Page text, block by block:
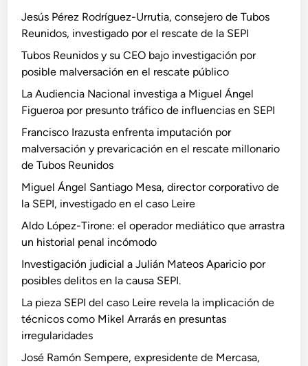
Jesús Pérez Rodríguez-Urrutia, consejero de Tubos
Reunidos, investigado por el rescate de la SEPI
Tubos Reunidos y su CEO bajo investigación por
posible malversación en el rescate público
La Audiencia Nacional investiga a Miguel Ángel
Figueroa por presunto tráfico de influencias en SEPI
Francisco Irazusta enfrenta imputación por
malversación y prevaricación en el rescate millonario
de Tubos Reunidos
Miguel Ángel Santiago Mesa, director corporativo de
la SEPI, investigado en el caso Leire
Aldo López-Tirone: el operador mediático que arrastra
un historial penal incómodo
Investigación judicial a Julián Mateos Aparicio por
posibles delitos en la causa SEPI.
La pieza SEPI del caso Leire revela la implicación de
técnicos como Mikel Arrarás en presuntas
irregularidades
José Ramón Sempere, expresidente de Mercasa,